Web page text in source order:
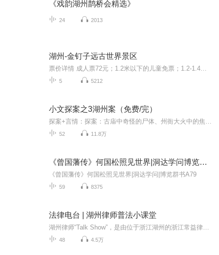
《戏韵湖州鹊桥会精选》
24 2013
湖州-金钉子远古世界景区
5 5212
小文探案之3湖州案（免费/完）
52 11.8万
《曾国藩传》何国松照见世界|洞达学问博览群书A79
《曾国藩传》何国松照见世界|洞达学问|博览群书A79
59 8375
法律电台 | 湖州律师普法小课堂
48 4.5万